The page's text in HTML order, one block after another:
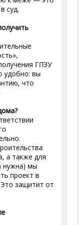
суд.
ГПЗУ
удобно: вы
что
а также для
нужна) мы
проект в
Это защитит от